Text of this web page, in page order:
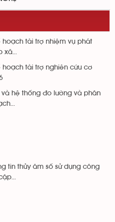
hoạch tài trợ nhiệm vụ phát
xã...
hoạch tài trợ nghiên cứu cơ
và hệ thống đo lường và phân
tin thủy âm số sử dụng công